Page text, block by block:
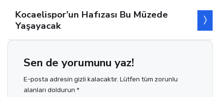
Kocaelispor’un Hafızası Bu Müzede
Yaşayacak
Sen de yorumunu yaz!
E-posta adresin gizli kalacaktır. Lütfen tüm zorunlu
alanları doldurun *